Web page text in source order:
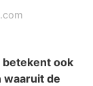
betekent ook
waaruit de